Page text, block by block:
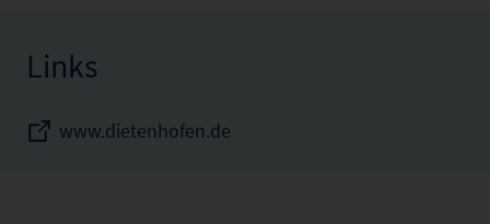
Links
www.dietenhofen.de